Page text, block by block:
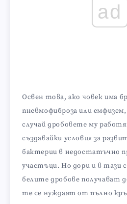
ad
Освен това, ако човек има
пневмофиброза или
случай дробовете му
създавайки условия за
бактерии в недостатъчно
участъци. Но дори и в тази
белите дробове получават
те се нуждаят от пълно